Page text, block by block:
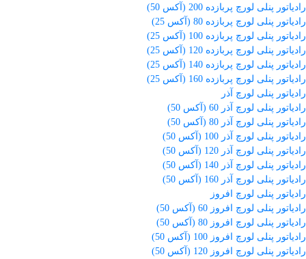
رادیاتور پنلی لورچ پربازده 200 (آکس 50)
رادیاتور پنلی لورچ پربازده 80 (آکس 25)
رادیاتور پنلی لورچ پربازده 100 (آکس 25)
رادیاتور پنلی لورچ پربازده 120 (آکس 25)
رادیاتور پنلی لورچ پربازده 140 (آکس 25)
رادیاتور پنلی لورچ پربازده 160 (آکس 25)
رادیاتور پنلی لورچ آذر
رادیاتور پنلی لورچ آذر 60 (آکس 50)
رادیاتور پنلی لورچ آذر 80 (آکس 50)
رادیاتور پنلی لورچ آذر 100 (آکس 50)
رادیاتور پنلی لورچ آذر 120 (آکس 50)
رادیاتور پنلی لورچ آذر 140 (آکس 50)
رادیاتور پنلی لورچ آذر 160 (آکس 50)
رادیاتور پنلی لورچ افروز
رادیاتور پنلی لورچ افروز 60 (آکس 50)
رادیاتور پنلی لورچ افروز 80 (آکس 50)
رادیاتور پنلی لورچ افروز 100 (آکس 50)
رادیاتور پنلی لورچ افروز 120 (آکس 50)